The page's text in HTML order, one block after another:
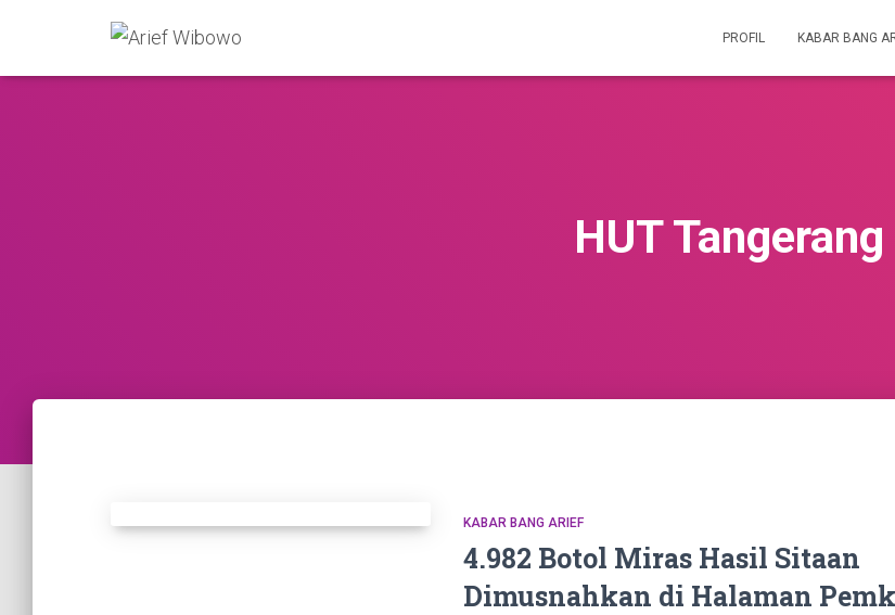
PROFIL KABAR BANG
HUT Tangerang
KABAR BANG ARIEF
4.982 Botol Miras Hasil Sitaan
Dimusnahkan di Halaman